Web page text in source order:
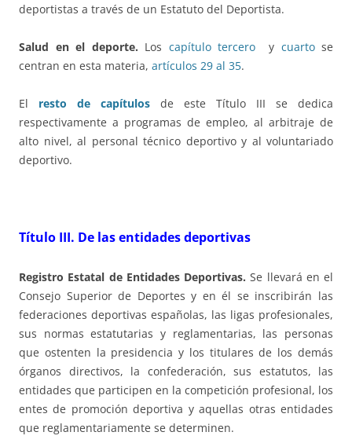
deportistas a través de un Estatuto del Deportista.
Salud en el deporte. Los capítulo tercero y cuartose
centran en esta materia, artículos 29 al 35.
El resto de capítulos de este Título III se dedica
respectivamente a programas de empleo, al arbitraje de
alto nivel, al personal técnico deportivo y al voluntariado
deportivo.
Título III. De lasentidades deportivas
Registro Estatal de Entidades Deportivas.Se llevará en el
Consejo Superior de Deportes y en él se inscribirán las
federaciones deportivas españolas, las ligas profesionales,
sus normas estatutarias y reglamentarias, las personas
que ostenten la presidencia y los titulares de los demás
órganos directivos, la confederación, sus estatutos, las
entidades que participen en la competición profesional, los
entes de promoción deportiva y aquellas otras entidades
que reglamentariamente se determinen.